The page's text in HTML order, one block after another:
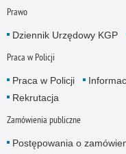
Prawo
Dziennik Urzędowy KGP
Praca w Policji
Praca w Policji
Rekrutacja
Zamówienia publiczne
Postępowania o